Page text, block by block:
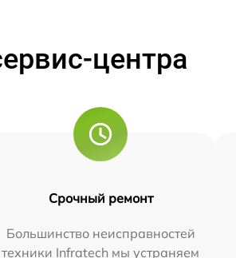
центра
Срочный ремонт
Большинство неисправностей
техники Infratech мы устраняем